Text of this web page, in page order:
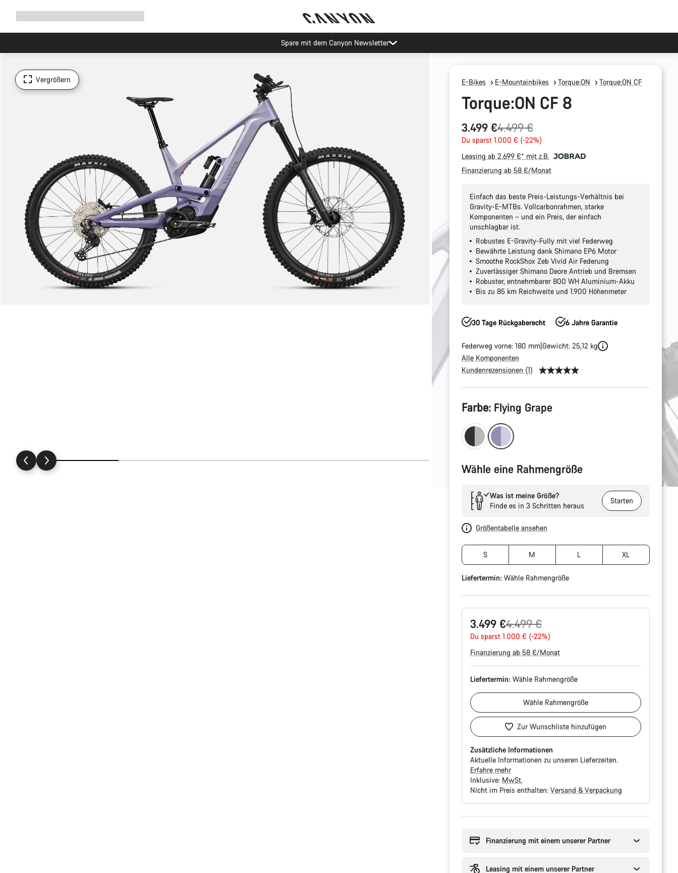
Spare mit dem Canyon Newsletter
Vergrößern E-Bikes E-Mountainbikes Torque:ON Torque:ON CF
Torque:ON CF 8
3.499 €
Ursprungspreis
4.499 €
Du sparst 1.000 € (-22%)
Leasing ab 2.699 €* mit z.B.
Finanzierung ab 58 €/Monat
Einfach das beste Preis-Leistungs-Verhältnis bei
Gravity-E-MTBs. Vollcarbonrahmen, starke
Komponenten – und ein Preis, der einfach
unschlagbar ist.
Robustes E-Gravity-Fully mit viel Federweg
Bewährte Leistung dank Shimano EP6 Motor
Smoothe RockShox Zeb Vivid Air Federung
Zuverlässiger Shimano Deore Antrieb und Bremsen
Robuster, entnehmbarer 800 WH Aluminium-Akku
Bis zu 85 km Reichweite und 1.900 Höhenmeter
30 Tage Rückgaberecht 6 Jahre Garantie
Federweg vorne: 180 mm Gewicht: 25,12 kg
Alle Komponenten
Kundenrezensionen (1)
Produktkonfiguration
Farbe: Flying Grape
Wähle eine Rahmengröße
Was ist meine Größe?
Finde es in 3 Schritten heraus
Starten
Größentabelle ansehen
S M L XL
Liefertermin: Wähle Rahmengröße
3.499 €
Ursprungspreis
4.499 €
Du sparst 1.000 € (-22%)
Finanzierung ab 58 €/Monat
Liefertermin: Wähle Rahmengröße
Wähle Rahmengröße
Zur Wunschliste hinzufügen
Zusätzliche Informationen
Aktuelle Informationen zu unseren Lieferzeiten.
Erfahre mehr
Inklusive: MwSt.
Nicht im Preis enthalten: Versand & Verpackung
Finanzierung mit einem unserer Partner
Leasing mit einem unserer Partner